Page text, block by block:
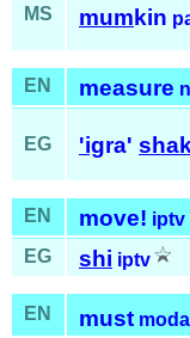
MS mum kin
EN measure n
EG 'igra'
EN move! iptv
EG
shi iptv
EN must modal